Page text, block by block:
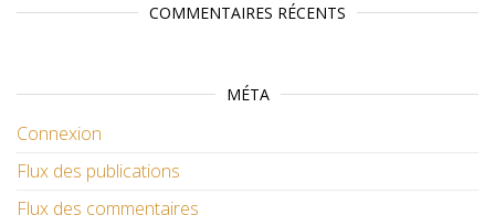
COMMENTAIRES RÉCENTS
MÉTA
Connexion
Flux des publications
Flux des commentaires